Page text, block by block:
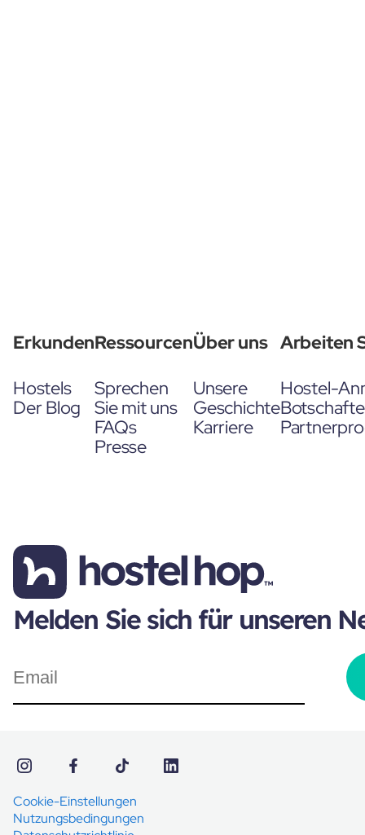
Erkunden
Hostels
Der Blog
Ressourcen
Sprechen
Sie mit uns
FAQs
Presse
Über uns
Unsere
Geschichte
Karriere
Arbeiten
Hostel-
Melden Sie sich für unseren
Cookie-Einstellungen
Nutzungsbedingungen